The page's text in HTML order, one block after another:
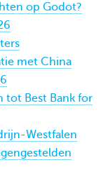
op Godot?
met China
tot Best Bank for
Westfalen